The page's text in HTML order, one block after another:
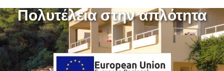
Πολυτέλεια στην απλότητα